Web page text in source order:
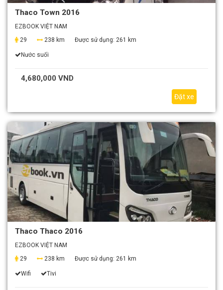
Thaco Town 2016
EZBOOK VIỆT NAM
29
238 km Được sử dụng: 261 km
Nước suối
4,680,000 VND
Đặt xe
Thaco Thaco 2016
EZBOOK VIỆT NAM
29
238 km Được sử dụng: 261 km
Wifi Tivi